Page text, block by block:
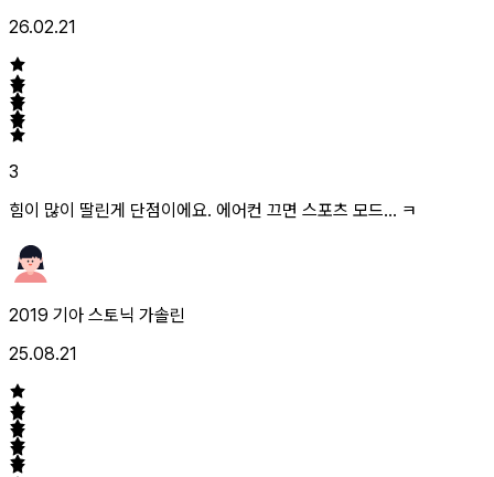
26.02.21
3
힘이 많이 딸린게 단점이에요. 에어컨 끄면 스포츠 모드… ㅋ
2019 기아 스토닉 가솔린
25.08.21